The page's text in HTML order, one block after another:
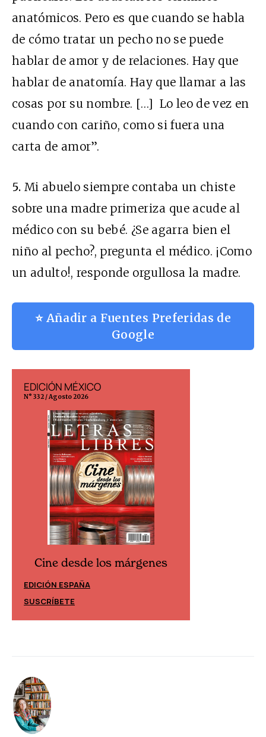
anatómicos. Pero es que cuando se habla
de cómo tratar un pecho no se puede
hablar de amor y de relaciones. Hay que
hablar de anatomía. Hay que llamar a las
cosas por su nombre. […] Lo leo de vez en
cuando con cariño, como si fuera una
carta de amor”.
5.Mi abuelo siempre contaba un chiste
sobre una madre primeriza que acude al
médico con su bebé. ¿Se agarra bien el
niño al pecho?, pregunta el médico. ¡Como
un adulto!, responde orgullosa la madre.
⭐ Añadir a Fuentes Preferidas de
Google
EDICIÓN MÉXICO
N° 332 / Agosto 2026
Cine desde los márgenes
EDICIÓN ESPAÑA
SUSCRÍBETE